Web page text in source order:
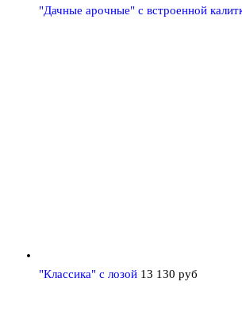
"Дачные арочные" с встроенной
"Классика" с лозой 13 130 руб